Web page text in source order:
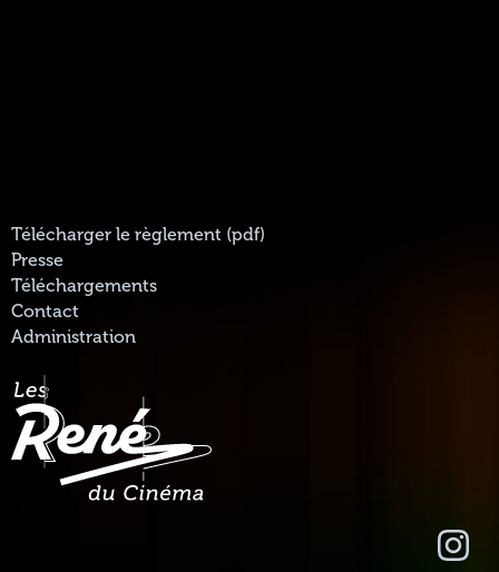
Télécharger le règlement (pdf)
Presse
Téléchargements
Contact
Administration